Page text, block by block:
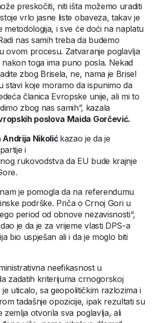
preskočiti, niti išta možemo uraditi
vrlo jasne liste obaveza, takav je
metodologija, i sve će doći na naplatu
nas samih treba da budemo
ovom procesu. Zatvaranje poglavlja
toga ima puno posla. Nekad
zbog Brisela, ne, nama je Brisel
stavi koje moramo da ispunimo da
članica Evropske unije, ali mi to
zbog nas samih”, kazala
poslova Maida Gorčević.
Andrija Nikolićkazao je da je
i
rukovodstva da EU bude krajnje
nam je pomogla da na referendumu
podrške. Priča o Crnoj Gori u
period od obnove nezavisnosti“,
je da je za vrijeme vlasti DPS-a
bio uspješan ali i da je moglo biti
neefikasnost u
zadatih kriterijuma crnogorskoj
je uticalo, sa geopolitičkim razlozima i
tadašnje opozicije, ipak rezultati su
zemlja otvorila sva poglavlja, ali